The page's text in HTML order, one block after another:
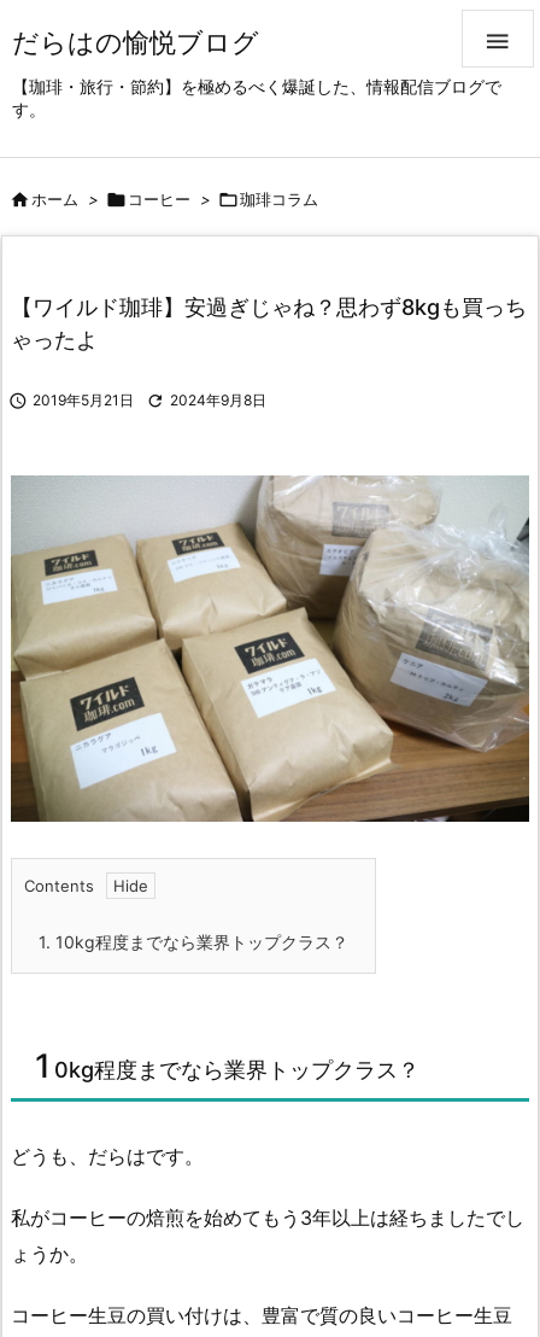
だらはの愉悦ブログ
【珈琲・旅行・節約】を極めるべく爆誕した、情報配信ブログで
す。

ホーム >  コーヒー > 珈琲コラム
【ワイルド珈琲】安過ぎじゃね？思わず8kgも買っち
ゃったよ
 2019年5月21日  2024年9月8日
Contents
1. 10kg程度までなら業界トップクラス？
1 0kg程度までなら業界トップクラス？
どうも、だらはです。
私がコーヒーの焙煎を始めてもう3年以上は経ちましたでし
ょうか。
コーヒー生豆の買い付けは、豊富で質の良いコーヒー生豆